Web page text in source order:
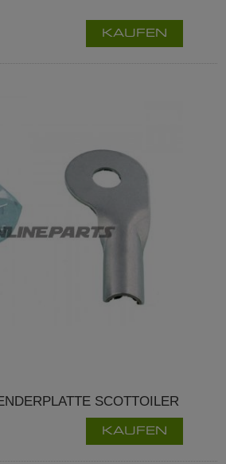
KAUFEN
SCOTTOILER
KAUFEN